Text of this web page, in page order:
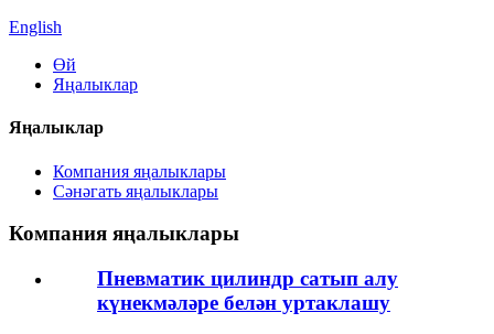
English
Өй
Яңалыклар
Яңалыклар
Компания яңалыклары
Сәнәгать яңалыклары
Компания яңалыклары
Пневматик цилиндр сатып алу
күнекмәләре белән уртаклашу